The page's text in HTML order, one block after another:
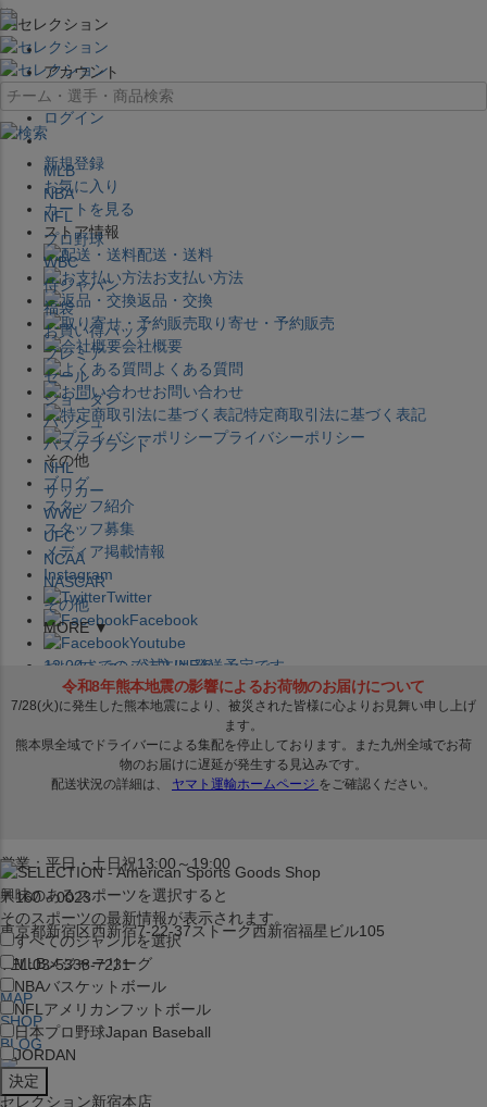
×
アカウント
ログイン
新規登録
お気に入り
カートを見る
ストア情報
配送・送料
お支払い方法
返品・交換
取り寄せ・予約販売
会社概要
よくある質問
お問い合わせ
特定商取引法に基づく表記
プライバシーポリシー
その他
ブログ
スタッフ紹介
スタッフ募集
メディア掲載情報
Instagram
Twitter
Facebook
Youtube
セレクション公式LINE@
営業：平日・土日祝13:00～19:00
〒160－0023
東京都新宿区西新宿7-22-37ストーク西新宿福星ビル105
TEL:03-5338-7231
MAP
SHOP
BLOG
セレクション新宿本店
MLB
NBA
NFL
プロ野球
WBC
侍ジャパン
福袋
お買い得パック
プレミア
セール
ジョーダン
バッシュ
バスケブランド
NHL
サッカー
WWE
UFC
NCAA
NASCAR
その他
MORE ▼
12:00までのご注文は発送予定です。
在庫品は 1-3営業日内で発送!! ※お取寄せ商品は対象外
興味のあるスポーツを選択すると
そのスポーツの最新情報が表示されます。
すべてのジャンルを選択
MLBメジャーリーグ
NBAバスケットボール
NFL アメリカンフットボール
日本プロ野球Japan Baseball
JORDAN